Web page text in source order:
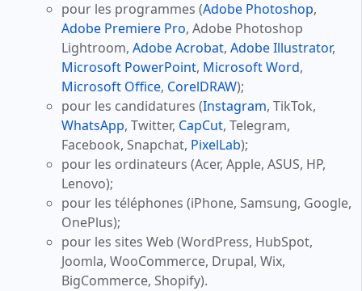
pour les programmes (Adobe Photoshop,
Adobe Premiere Pro, Adobe Photoshop
Lightroom, Adobe Acrobat, Adobe Illustrator,
Microsoft PowerPoint, Microsoft Word,
Microsoft Office, CorelDRAW);
pour les candidatures (Instagram, TikTok,
WhatsApp, Twitter, CapCut, Telegram,
Facebook, Snapchat, PixelLab);
pour les ordinateurs (Acer, Apple, ASUS, HP,
Lenovo);
pour les téléphones (iPhone, Samsung, Google,
OnePlus);
pour les sites Web (WordPress, HubSpot,
Joomla, WooCommerce, Drupal, Wix,
BigCommerce, Shopify).